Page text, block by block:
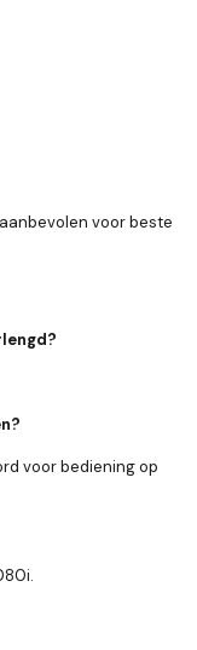
voor beste
voor bediening op